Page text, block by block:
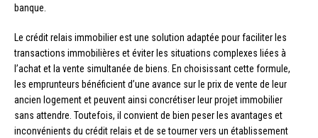
banque.
Le crédit relais immobilier est une solution adaptée pour faciliter les
transactions immobilières et éviter les situations complexes liées à
l’achat et la vente simultanée de biens. En choisissant cette formule,
les emprunteurs bénéficient d’une avance sur le prix de vente de leur
ancien logement et peuvent ainsi concrétiser leur projet immobilier
sans attendre. Toutefois, il convient de bien peser les avantages et
inconvénients du crédit relais et de se tourner vers un établissement